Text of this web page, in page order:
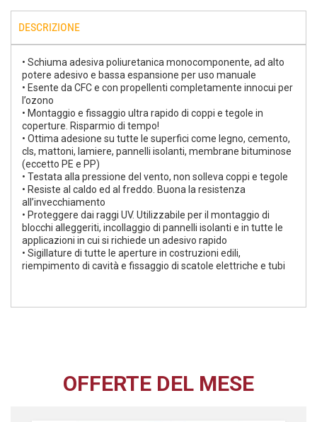
DESCRIZIONE
• Schiuma adesiva poliuretanica monocomponente, ad alto
potere adesivo e bassa espansione per uso manuale
• Esente da CFC e con propellenti completamente innocui per
l’ozono
• Montaggio e fissaggio ultra rapido di coppi e tegole in
coperture. Risparmio di tempo!
• Ottima adesione su tutte le superfici come legno, cemento,
cls, mattoni, lamiere, pannelli isolanti, membrane bituminose
(eccetto PE e PP)
• Testata alla pressione del vento, non solleva coppi e tegole
• Resiste al caldo ed al freddo. Buona la resistenza
all’invecchiamento
• Proteggere dai raggi UV. Utilizzabile per il montaggio di
blocchi alleggeriti, incollaggio di pannelli isolanti e in tutte le
applicazioni in cui si richiede un adesivo rapido
• Sigillature di tutte le aperture in costruzioni edili,
riempimento di cavità e fissaggio di scatole elettriche e tubi
OFFERTE DEL MESE